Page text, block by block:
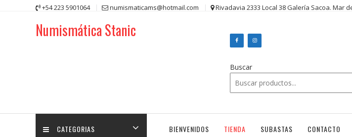
+54 223 5901064 numismaticams@hotmail.com Rivadavia 2333 Local 38 Galería Sacoa. Mar
Numismática Stanic
Buscar
CATEGORIAS BIENVENIDOS TIENDA SUBASTAS CONTACTO